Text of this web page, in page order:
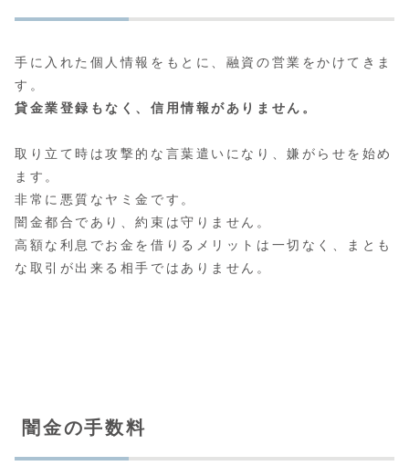
手に入れた個人情報をもとに、融資の営業をかけてきま
す。
貸金業登録もなく、信用情報がありません。
取り立て時は攻撃的な言葉遣いになり、嫌がらせを始め
ます。
非常に悪質なヤミ金です。
闇金都合であり、約束は守りません。
高額な利息でお金を借りるメリットは一切なく、まとも
な取引が出来る相手ではありません。
闇金の手数料